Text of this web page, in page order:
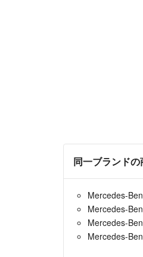
同一ブランドの
Mercedes-
Mercedes-
Mercedes-
Mercedes-